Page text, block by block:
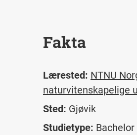
Fakta
Lærested: NTNU
naturvitenskapelige
Sted: Gjøvik
Studietype: Bachelor